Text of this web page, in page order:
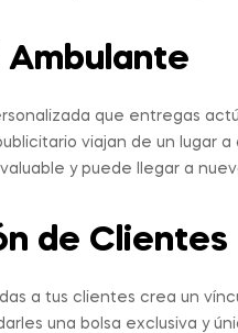
Ambulante
que entregas
viajan de un lugar
y puede llegar a
de Clientes
a tus clientes crea un
una bolsa exclusiva y